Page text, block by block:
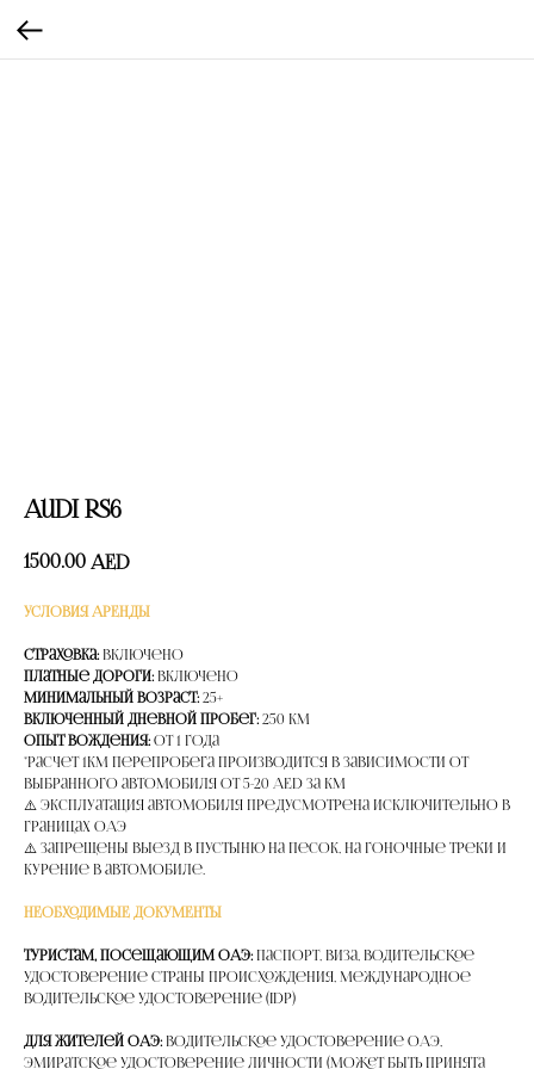
Audi RS6
1500.00 AED
УСЛОВИЯ АРЕНДЫ
Страховка: Включено
Платные дороги: Включено
Минимальный возраст: 25+
Включенный дневной пробег: 250 км
Опыт вождения: от 1 года
*расчет 1км перепробега производится в зависимости от
выбранного автомобиля от 5-20 AED за км
⚠️ Эксплуатация автомобиля предусмотрена исключительно в
границах ОАЭ
⚠️ Запрещены выезд в пустыню на песок, на гоночные треки и
курение в автомобиле.
НЕОБХОДИМЫЕ ДОКУМЕНТЫ
Туристам, посещающим ОАЭ: Паспорт, Виза, Водительское
удостоверение страны происхождения, Международное
водительское удостоверение (IDP)
Для жителей ОАЭ: Водительское удостоверение ОАЭ,
Эмиратское удостоверение личности (может быть принята